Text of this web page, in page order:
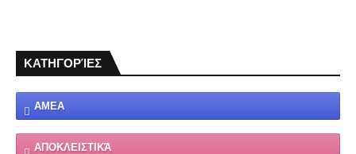
ΚΑΤΗΓΟΡΊΕΣ
ΑΜΕΑ
ΑΠΟΚΛΕΙΣΤΙΚΆ